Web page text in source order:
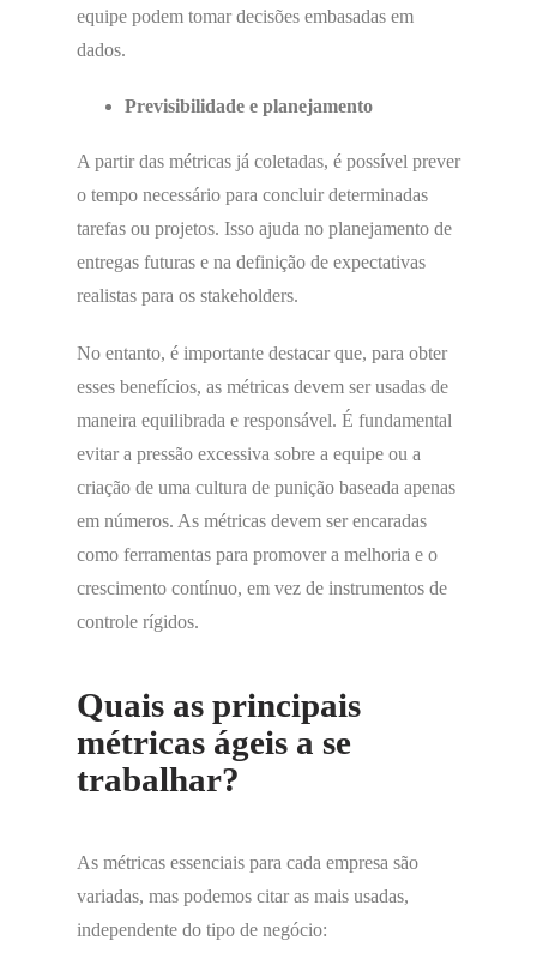
equipe podem tomar decisões embasadas em
dados.
Previsibilidade e planejamento
A partir das métricas já coletadas, é possível prever
o tempo necessário para concluir determinadas
tarefas ou projetos. Isso ajuda no planejamento de
entregas futuras e na definição de expectativas
realistas para os stakeholders.
No entanto, é importante destacar que, para obter
esses benefícios, as métricas devem ser usadas de
maneira equilibrada e responsável. É fundamental
evitar a pressão excessiva sobre a equipe ou a
criação de uma cultura de punição baseada apenas
em números. As métricas devem ser encaradas
como ferramentas para promover a melhoria e o
crescimento contínuo, em vez de instrumentos de
controle rígidos.
Quais as principais
métricas ágeis a se
trabalhar?
As métricas essenciais para cada empresa são
variadas, mas podemos citar as mais usadas,
independente do tipo de negócio: